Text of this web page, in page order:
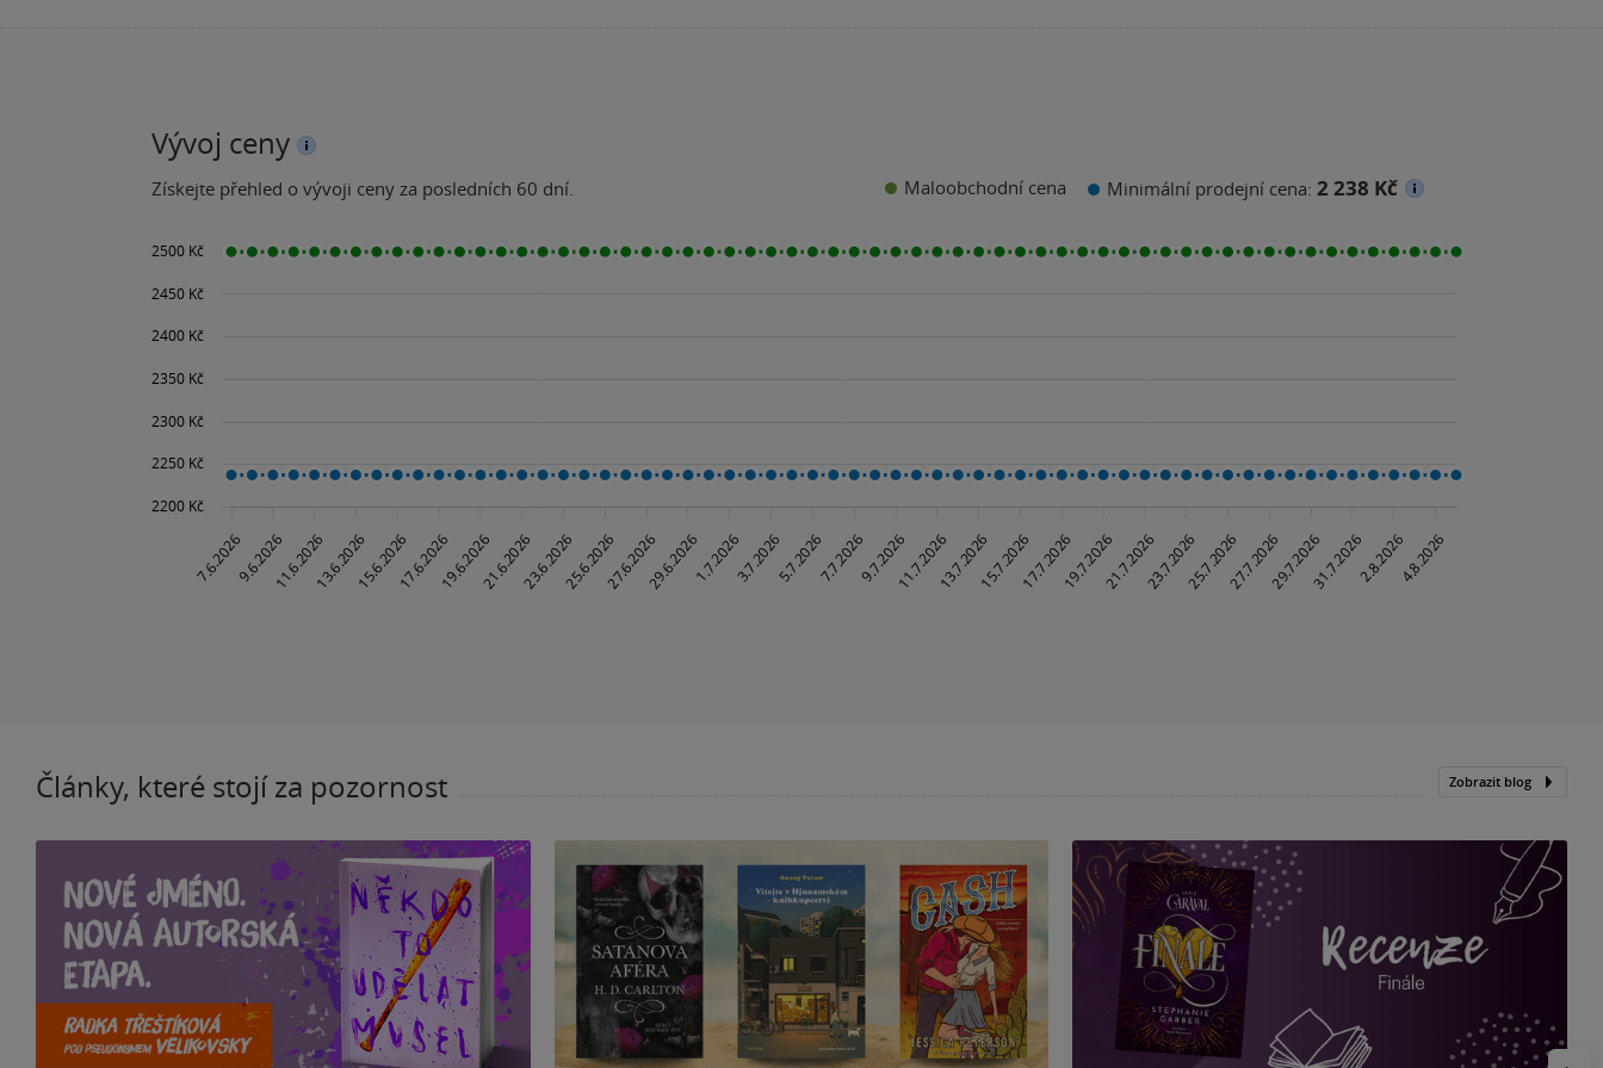
Vývoj ceny
Získejte přehled o vývoji ceny za posledních 60 dní. Maloobchodní cena Minimální prodejní cena: 2 238 Kč
Články, které stojí za pozornost Zobrazit blog